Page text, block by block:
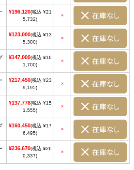
¥196,120(税込 ¥21
5,732)
×
¥123,000(税込 ¥13
5,300)
×
¥147,000(税込 ¥16
1,700)
×
¥217,450(税込 ¥23
9,195)
×
¥137,778(税込 ¥15
1,555)
×
¥160,450(税込 ¥17
6,495)
×
¥236,670(税込 ¥26
0,337)
×